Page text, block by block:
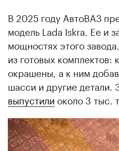
В 2025 году АвтоВАЗ
модель Lada Iskra. Ее и
мощностях этого
из готовых комплектов:
окрашены, а к ним
шасси и другие детали.
выпустили около 3 тыс.